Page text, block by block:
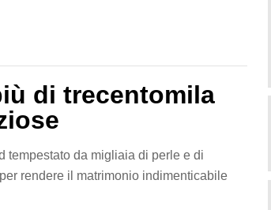
di trecentomila
tempestato da migliaia di perle e di
rendere il matrimonio indimenticabile